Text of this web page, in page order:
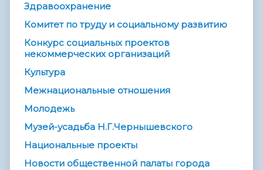
Здравоохранение
Комитет по труду и социальному развитию
Конкурс социальных проектов
некоммерческих организаций
Культура
Межнациональные отношения
Молодежь
Музей-усадьба Н.Г.Чернышевского
Национальные проекты
Новости общественной палаты города